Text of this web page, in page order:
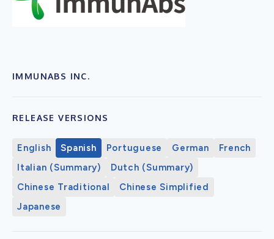
IMMUNABS INC.
RELEASE VERSIONS
English Spanish Portuguese German
French
Italian (Summary)
Dutch (Summary)
Chinese Traditional
Chinese Simplified
Japanese